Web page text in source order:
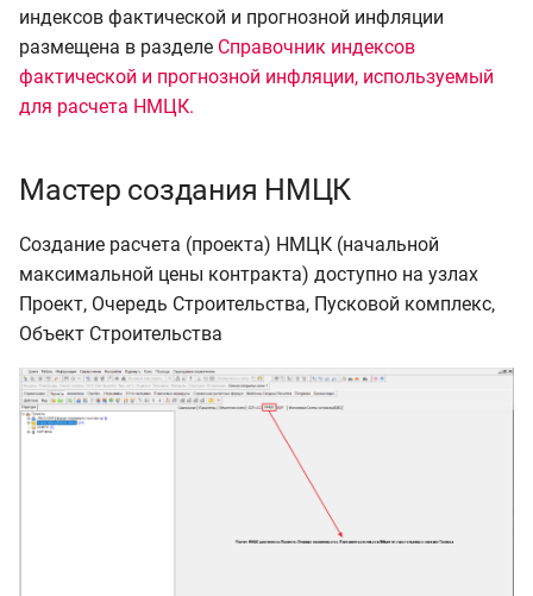
индексов фактической и прогнозной инфляции
размещена в разделе Справочник индексов
фактической и прогнозной инфляции, используемый
для расчета НМЦК.
Мастер создания НМЦК
Создание расчета (проекта) НМЦК (начальной
максимальной цены контракта) доступно на узлах
Проект, Очередь Строительства, Пусковой комплекс,
Объект Строительства